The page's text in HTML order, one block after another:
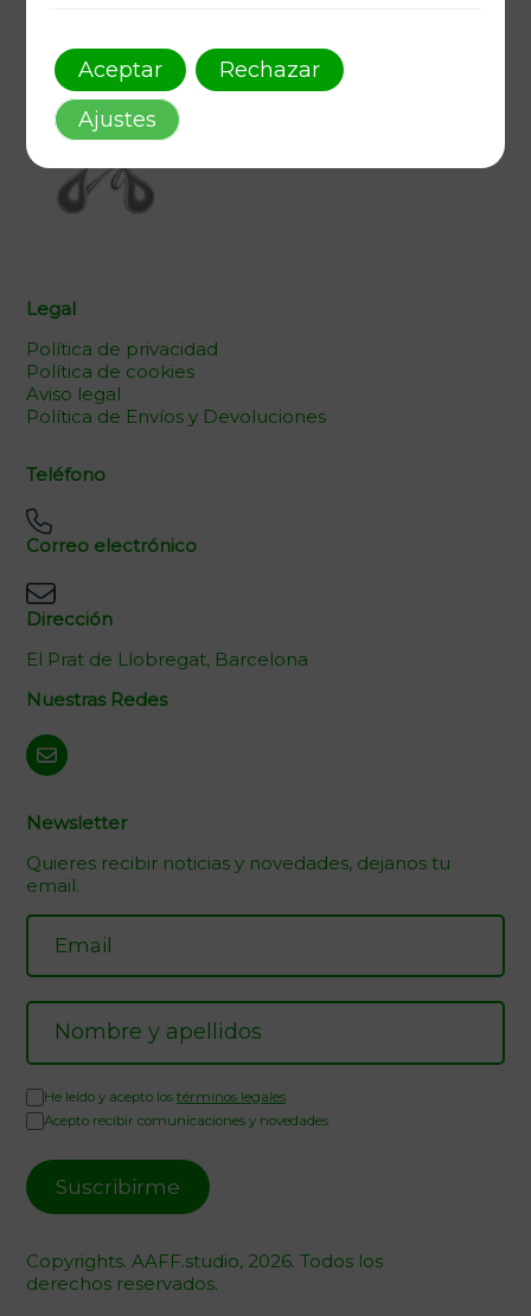
Legal
Política de privacidad
Política de cookies
Aviso legal
Política de Envíos y Devoluciones
Teléfono
Correo electrónico
Dirección
El Prat de Llobregat, Barcelona
Nuestras Redes
Newsletter
Quieres recibir noticias y novedades, dejanos tu
email.
He leído y acepto los términos legales
Acepto recibir comunicaciones y novedades
Copyrights. AAFF.studio, 2026. Todos los
derechos reservados.
Aceptar
Rechazar
Ajustes